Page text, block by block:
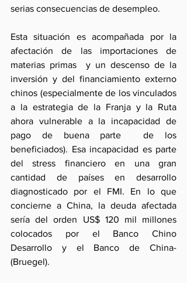
serias consecuencias de desempleo.
Esta situación es acompañada por la
afectación de las importaciones de
materias primas  y un descenso de la
inversión y del financiamiento externo
chinos (especialmente de los vinculados
a la estrategia de la Franja y la Ruta
ahora vulnerable a la incapacidad de
pago de buena parte  de los
beneficiados). Esa incapacidad es parte
del stress financiero en una gran
cantidad de países en desarrollo
diagnosticado por el FMI. En lo que
concierne a China, la deuda afectada
sería del orden US$ 120 mil millones
colocados por el Banco Chino
Desarrollo y el Banco de China-
(Bruegel).